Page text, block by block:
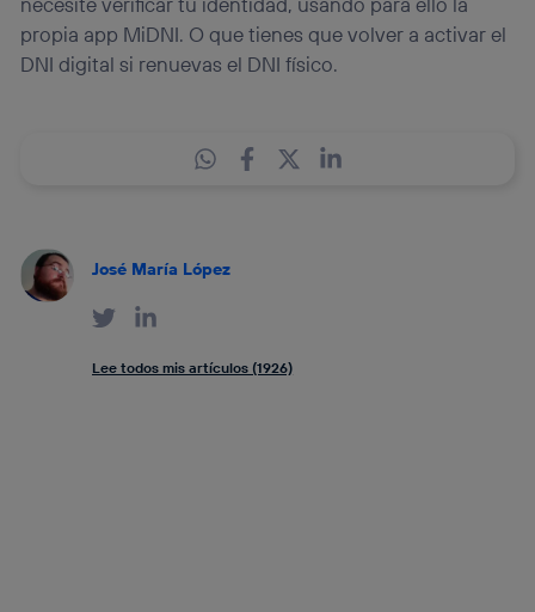
propia app MiDNI. O que tienes que volver a activar el
DNI digital si renuevas el DNI físico.
José María López
Lee todos mis artículos (1926)